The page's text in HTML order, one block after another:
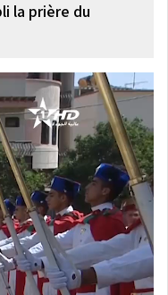
la prière du